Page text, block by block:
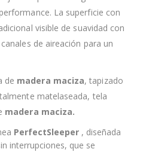
La superficie con
visible de suavidad con
de aireación para un
de madera maciza, tapizado
matelaseada, tela
madera maciza.
PerfectSleeper , diseñada
interrupciones, que se